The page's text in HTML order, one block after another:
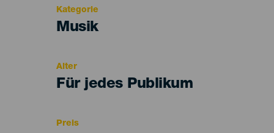
Kategorie
Categoría
Musik
Alter
Edad
Für jedes Publikum
Preis